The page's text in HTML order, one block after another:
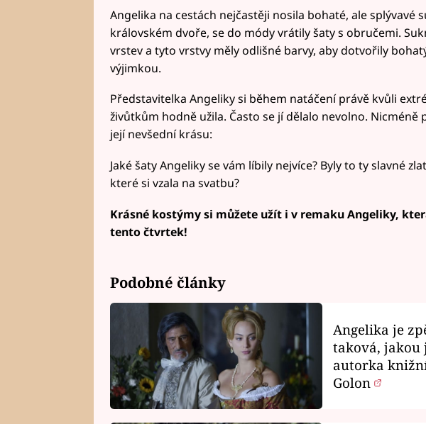
Angelika na cestách nejčastěji nosila bohaté, ale splývavé
královském dvoře, se do módy vrátily šaty s obručemi.
vrstev a tyto vrstvy měly odlišné barvy, aby dotvořily
výjimkou.
Představitelka Angeliky si během natáčení právě kvůli
živůtkům hodně užila. Často se jí dělalo nevolno.
její nevšední krásu:
Jaké šaty Angeliky se vám líbily nejvíce? Byly to ty slavné
které si vzala na svatbu?
Krásné kostýmy si můžete užít i v remaku Angeliky,
tento čtvrtek!
Podobné články
Angelika je
taková, jakou
autorka
Golon